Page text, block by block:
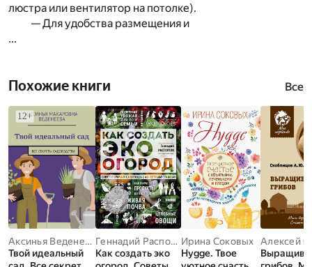
люстра или вентилятор на потолке).
— Для удобства размещения и
...
Похожие книги Все
Аксинья Веденеева
Твой идеальный
Геннадий Распопов
Как создать эко
Ирина Соковых
Hygge. Твое